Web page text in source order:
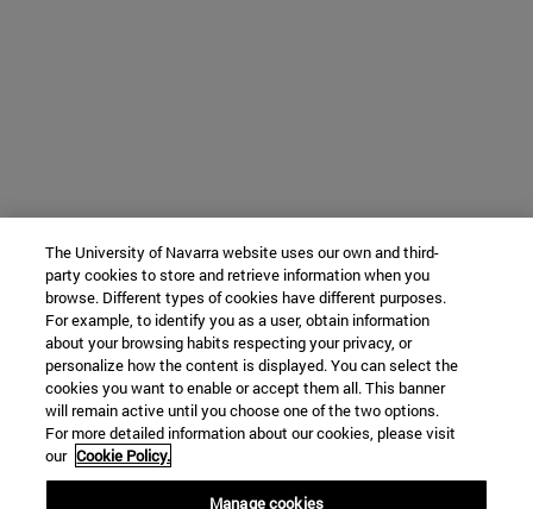
The University of Navarra website uses our own and third-
party cookies to store and retrieve information when you
browse. Different types of cookies have different purposes.
For example, to identify you as a user, obtain information
about your browsing habits respecting your privacy, or
personalize how the content is displayed. You can select the
cookies you want to enable or accept them all. This banner
will remain active until you choose one of the two options.
For more detailed information about our cookies, please visit
our Cookie Policy.
Manage cookies